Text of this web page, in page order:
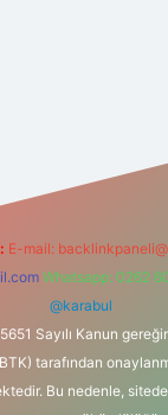
E-mail:
Whatsapp: 0262
@karabul
Sayılı Kanun
tarafından
Bu nedenle,